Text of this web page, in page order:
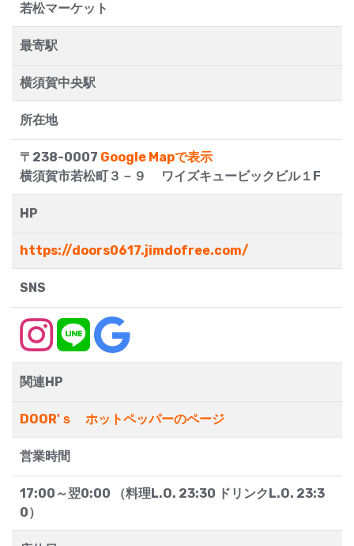
若松マーケット
最寄駅
横須賀中央駅
所在地
〒238-0007 Google Mapで表示
横須賀市若松町３－９ ワイズキュービックビル１F
HP
https://doors0617.jimdofree.com/
SNS
関連HP
DOOR'ｓ ホットペッパーのページ
営業時間
17:00～翌0:00 （料理L.O. 23:30 ドリンクL.O. 23:3
0）